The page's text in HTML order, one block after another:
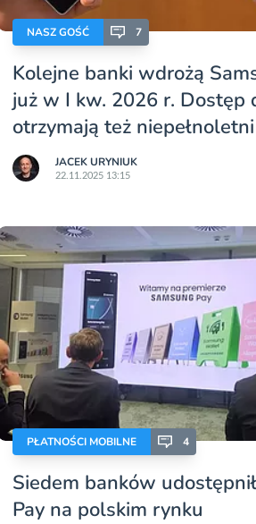
NASZ GOŚĆ 7
Kolejne banki wdrożą
już w I kw. 2026 r. Dostęp
otrzymają też niepełnoletni
JACEK URYNIUK
22.11.2025 13:15
PŁATNOŚCI MOBILNE 4
Siedem banków
Pay na polskim rynku